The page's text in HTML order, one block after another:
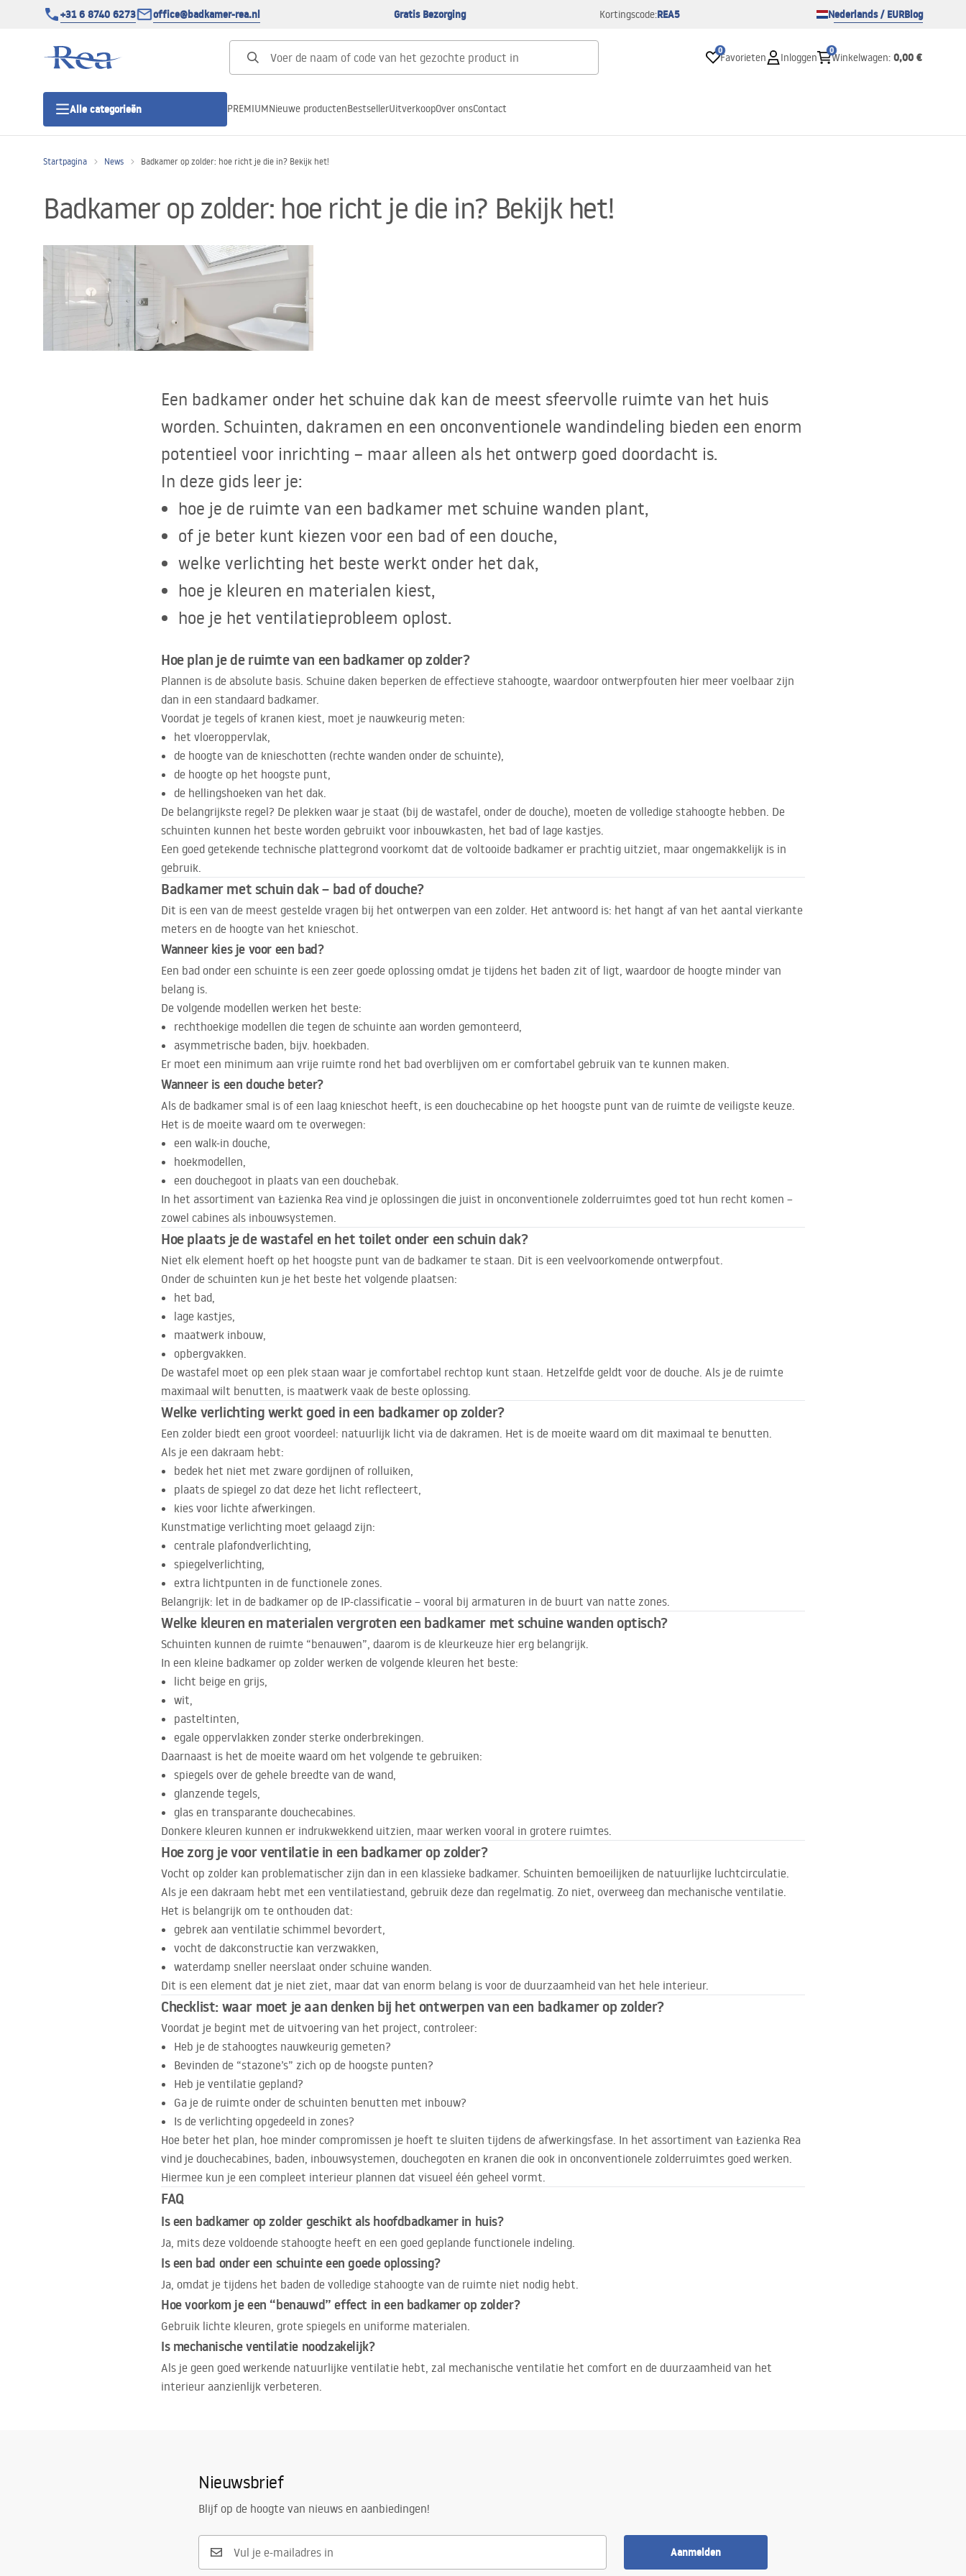
+31 6 8740 6273 office@badkamer-rea.nl Gratis Bezorging Kortingscode:REA5 Nederlands / EURBlog
0
Favorieten Inloggen
0
Winkelwagen: 0,00 €
Alle categorieën
Douchedeur
Douchebakken
Lineaire Douchegoten
Baden en badwanden
Badkameraccessoires
PREMIUMNieuwe productenBestsellerUitverkoopOver onsContact
Startpagina News Badkamer op zolder: hoe richt je die in? Bekijk het!
Badkamer op zolder: hoe richt je die in? Bekijk het!
Een badkamer onder het schuine dak kan de meest sfeervolle ruimte van het huis
worden. Schuinten, dakramen en een onconventionele wandindeling bieden een enorm
potentieel voor inrichting – maar alleen als het ontwerp goed doordacht is.
In deze gids leer je:
hoe je de ruimte van een badkamer met schuine wanden plant,
of je beter kunt kiezen voor een bad of een douche,
welke verlichting het beste werkt onder het dak,
hoe je kleuren en materialen kiest,
hoe je het ventilatieprobleem oplost.
Hoe plan je de ruimte van een badkamer op zolder?
Plannen is de absolute basis. Schuine daken beperken de effectieve stahoogte, waardoor ontwerpfouten hier meer voelbaar zijn
dan in een standaard badkamer.
Voordat je tegels of kranen kiest, moet je nauwkeurig meten:
het vloeroppervlak,
de hoogte van de knieschotten (rechte wanden onder de schuinte),
de hoogte op het hoogste punt,
de hellingshoeken van het dak.
De belangrijkste regel? De plekken waar je staat (bij de wastafel, onder de douche), moeten de volledige stahoogte hebben. De
schuinten kunnen het beste worden gebruikt voor inbouwkasten, het bad of lage kastjes.
Een goed getekende technische plattegrond voorkomt dat de voltooide badkamer er prachtig uitziet, maar ongemakkelijk is in
gebruik.
Badkamer met schuin dak – bad of douche?
Dit is een van de meest gestelde vragen bij het ontwerpen van een zolder. Het antwoord is: het hangt af van het aantal vierkante
meters en de hoogte van het knieschot.
Wanneer kies je voor een bad?
Een bad onder een schuinte is een zeer goede oplossing omdat je tijdens het baden zit of ligt, waardoor de hoogte minder van
belang is.
De volgende modellen werken het beste:
rechthoekige modellen die tegen de schuinte aan worden gemonteerd,
asymmetrische baden, bijv. hoekbaden.
Er moet een minimum aan vrije ruimte rond het bad overblijven om er comfortabel gebruik van te kunnen maken.
Wanneer is een douche beter?
Als de badkamer smal is of een laag knieschot heeft, is een douchecabine op het hoogste punt van de ruimte de veiligste keuze.
Het is de moeite waard om te overwegen:
een walk-in douche,
hoekmodellen,
een douchegoot in plaats van een douchebak.
In het assortiment van Łazienka Rea vind je oplossingen die juist in onconventionele zolderruimtes goed tot hun recht komen –
zowel cabines als inbouwsystemen.
Hoe plaats je de wastafel en het toilet onder een schuin dak?
Niet elk element hoeft op het hoogste punt van de badkamer te staan. Dit is een veelvoorkomende ontwerpfout.
Onder de schuinten kun je het beste het volgende plaatsen:
het bad,
lage kastjes,
maatwerk inbouw,
opbergvakken.
De wastafel moet op een plek staan waar je comfortabel rechtop kunt staan. Hetzelfde geldt voor de douche. Als je de ruimte
maximaal wilt benutten, is maatwerk vaak de beste oplossing.
Welke verlichting werkt goed in een badkamer op zolder?
Een zolder biedt een groot voordeel: natuurlijk licht via de dakramen. Het is de moeite waard om dit maximaal te benutten.
Als je een dakraam hebt:
bedek het niet met zware gordijnen of rolluiken,
plaats de spiegel zo dat deze het licht reflecteert,
kies voor lichte afwerkingen.
Kunstmatige verlichting moet gelaagd zijn:
centrale plafondverlichting,
spiegelverlichting,
extra lichtpunten in de functionele zones.
Belangrijk: let in de badkamer op de IP-classificatie – vooral bij armaturen in de buurt van natte zones.
Welke kleuren en materialen vergroten een badkamer met schuine wanden optisch?
Schuinten kunnen de ruimte “benauwen”, daarom is de kleurkeuze hier erg belangrijk.
In een kleine badkamer op zolder werken de volgende kleuren het beste:
licht beige en grijs,
wit,
pasteltinten,
egale oppervlakken zonder sterke onderbrekingen.
Daarnaast is het de moeite waard om het volgende te gebruiken:
spiegels over de gehele breedte van de wand,
glanzende tegels,
glas en transparante douchecabines.
Donkere kleuren kunnen er indrukwekkend uitzien, maar werken vooral in grotere ruimtes.
Hoe zorg je voor ventilatie in een badkamer op zolder?
Vocht op zolder kan problematischer zijn dan in een klassieke badkamer. Schuinten bemoeilijken de natuurlijke luchtcirculatie.
Als je een dakraam hebt met een ventilatiestand, gebruik deze dan regelmatig. Zo niet, overweeg dan mechanische ventilatie.
Het is belangrijk om te onthouden dat:
gebrek aan ventilatie schimmel bevordert,
vocht de dakconstructie kan verzwakken,
waterdamp sneller neerslaat onder schuine wanden.
Dit is een element dat je niet ziet, maar dat van enorm belang is voor de duurzaamheid van het hele interieur.
Checklist: waar moet je aan denken bij het ontwerpen van een badkamer op zolder?
Voordat je begint met de uitvoering van het project, controleer:
Heb je de stahoogtes nauwkeurig gemeten?
Bevinden de “stazone’s” zich op de hoogste punten?
Heb je ventilatie gepland?
Ga je de ruimte onder de schuinten benutten met inbouw?
Is de verlichting opgedeeld in zones?
Hoe beter het plan, hoe minder compromissen je hoeft te sluiten tijdens de afwerkingsfase. In het assortiment van Łazienka Rea
vind je douchecabines, baden, inbouwsystemen, douchegoten en kranen die ook in onconventionele zolderruimtes goed werken.
Hiermee kun je een compleet interieur plannen dat visueel één geheel vormt.
FAQ
Is een badkamer op zolder geschikt als hoofdbadkamer in huis?
Ja, mits deze voldoende stahoogte heeft en een goed geplande functionele indeling.
Is een bad onder een schuinte een goede oplossing?
Ja, omdat je tijdens het baden de volledige stahoogte van de ruimte niet nodig hebt.
Hoe voorkom je een “benauwd” effect in een badkamer op zolder?
Gebruik lichte kleuren, grote spiegels en uniforme materialen.
Is mechanische ventilatie noodzakelijk?
Als je geen goed werkende natuurlijke ventilatie hebt, zal mechanische ventilatie het comfort en de duurzaamheid van het
interieur aanzienlijk verbeteren.
Nieuwsbrief
Blijf op de hoogte van nieuws en aanbiedingen!
Aanmelden